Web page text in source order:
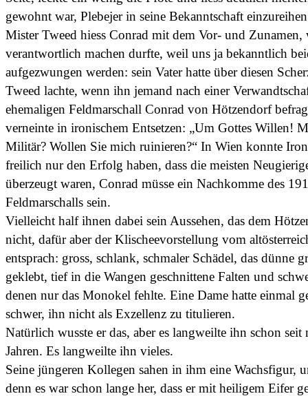
gewohnt war, Plebejer in seine Bekanntschaft
Mister Tweed hiess Conrad mit dem Vor- und
verantwortlich machen durfte, weil uns ja bekanntlich
aufgezwungen werden: sein Vater hatte über diesen
Tweed lachte, wenn ihn jemand nach einer
ehemaligen Feldmarschall Conrad von Hötzendorf
verneinte in ironischem Entsetzen: „Um Gottes Willen!
Militär? Wollen Sie mich ruinieren?“ In Wien konnte
freilich nur den Erfolg haben, dass die meisten
überzeugt waren, Conrad müsse ein Nachkomme des
Feldmarschalls sein.
Vielleicht half ihnen dabei sein Aussehen, das dem
nicht, dafür aber der Klischeevorstellung vom
entsprach: gross, schlank, schmaler Schädel, das dünne
geklebt, tief in die Wangen geschnittene Falten und
denen nur das Monokel fehlte. Eine Dame hatte einmal
schwer, ihn nicht als Exzellenz zu titulieren.
Natürlich wusste er das, aber es langweilte ihn schon seit
Jahren. Es langweilte ihn vieles.
Seine jüngeren Kollegen sahen in ihm eine Wachsfigur,
denn es war schon lange her, dass er mit heiligem Eifer